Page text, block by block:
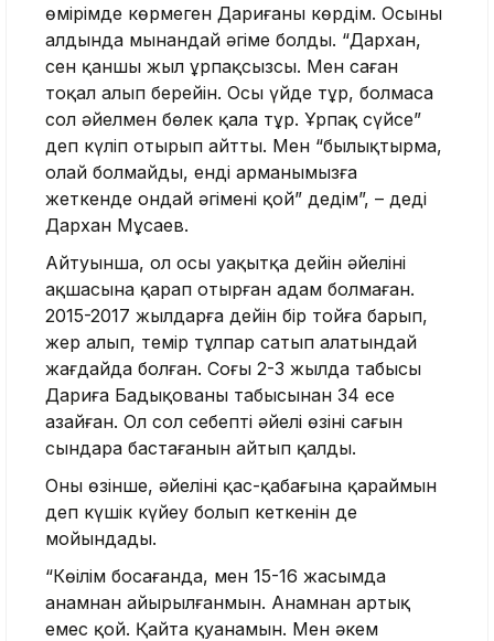
өмірімде көрмеген Дариғаны көрдім. Осының
алдында мынандай әңгіме болды. “Дархан,
сен қаншы жыл ұрпақсызсың. Мен саған
тоқал алып берейін. Осы үйде тұр, болмаса
сол әйелмен бөлек қала тұр. Ұрпақ сүйсең”
деп күліп отырып айтты. Мен “былықтырма,
олай болмайды, енді арманымызға
жеткенде ондай әңгімені қой” дедім”, – деді
Дархан Мұсаев.
Айтуынша, ол осы уақытқа дейін әйелінің
ақшасына қарап отырған адам болмаған.
2015-2017 жылдарға дейін бір тойға барып,
жер алып, темір тұлпар сатып алатындай
жағдайда болған. Соңғы 2-3 жылда табысы
Дариға Бадықованың табысынан 34 есе
азайған. Ол сол себепті әйелі өзінің сағын
сындара бастағанын айтып қалды.
Оның өзінше, әйелінің қас-қабағына қараймын
деп күшік күйеу болып кеткенін де
мойындады.
“Көңілім босағанда, мен 15-16 жасымда
анамнан айырылғанмын. Анамнан артық
емес қой. Қайта қуанамын. Мен әкем